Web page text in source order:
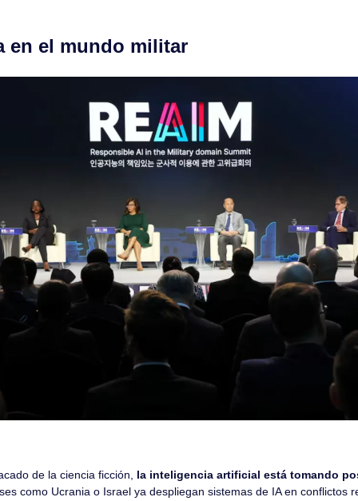
en el mundo militar
de la ciencia ficción, la inteligencia artificial está tomando
como Ucrania o Israel ya despliegan sistemas de IA en conflictos